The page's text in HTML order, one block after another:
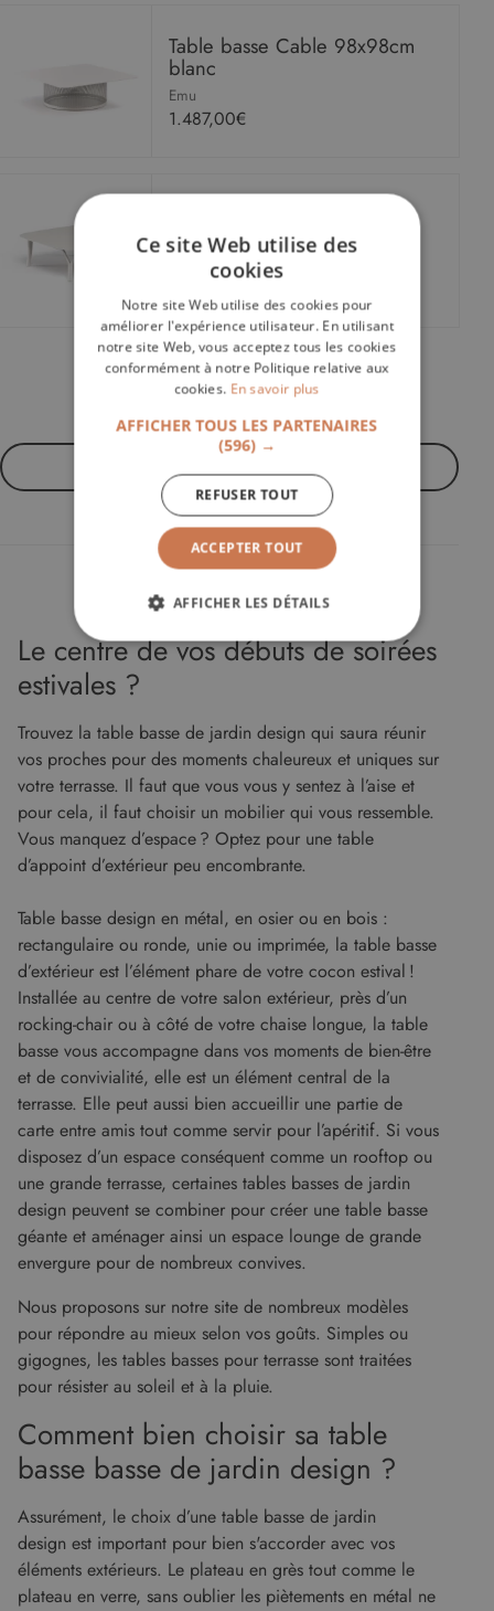
Table basse Cable 98x98cm
blanc
Emu
1.487,00€
Emu
1.275,00€
2 3 4
Le centre de vos débuts de soirées
estivales ?
Trouvez la table basse de jardin design qui saura réunir
vos proches pour des moments chaleureux et uniques sur
votre terrasse. Il faut que vous vous y sentez à l’aise et
pour cela, il faut choisir un mobilier qui vous ressemble.
Vous manquez d’espace ? Optez pour une table
d’appoint d’extérieur peu encombrante.
Table basse design en métal, en osier ou en bois :
rectangulaire ou ronde, unie ou imprimée, la table basse
d’extérieur est l’élément phare de votre cocon estival !
Installée au centre de votre salon extérieur, près d’un
rocking-chair ou à côté de votre chaise longue, la table
basse vous accompagne dans vos moments de bien-être
et de convivialité, elle est un élément central de la
terrasse. Elle peut aussi bien accueillir une partie de
carte entre amis tout comme servir pour l’apéritif. Si vous
disposez d’un espace conséquent comme un rooftop ou
une grande terrasse, certaines tables basses de jardin
design peuvent se combiner pour créer une table basse
géante et aménager ainsi un espace lounge de grande
envergure pour de nombreux convives.
Nous proposons sur notre site de nombreux modèles
pour répondre au mieux selon vos goûts. Simples ou
gigognes, les tables basses pour terrasse sont traitées
pour résister au soleil et à la pluie.
Comment bien choisir sa table
basse basse de jardin design ?
Assurément, le choix d’une table basse de jardin
design est important pour bien s'accorder avec vos
éléments extérieurs. Le plateau en grès tout comme le
plateau en verre, sans oublier les piètements en métal ne
Ce site Web utilise des
cookies
Notre site Web utilise des cookies pour
améliorer l'expérience utilisateur. En utilisant
notre site Web, vous acceptez tous les cookies
conformément à notre Politique relative aux
cookies. En savoir plus
AFFICHER TOUS LES PARTENAIRES
(596) →
ACCEPTER TOUT
REFUSER TOUT
AFFICHER LES DÉTAILS
STRICTEMENT NÉCESSAIRES
FONCTIONNALITÉ
NON CLASSIFIÉS
Strictement nécessaires
Performance
Ciblage
Fonctionnalité Non classifiés
Les cookies strictement nécessaires habilitent
des fonctionnalités de base du site Web telles
que la connexion des utilisateurs et la gestion
des comptes. Le site Web ne peut pas être utilisé
correctement sans les cookies strictement
nécessaires.
Nom
Fournisseur/
Domaine
Expiration
CookieScriptConsent
CookieScript
5 mois 4
semaines
Google Privacy Policy